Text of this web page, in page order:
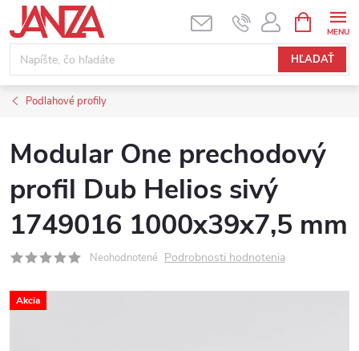
Prejsť na obsah
HĽADAŤ
Podlahové profily
Modular One prechodový
profil Dub Helios sivý
1749016 1000x39x7,5 mm
Neohodnotené Podrobnosti hodnotenia
Akcia